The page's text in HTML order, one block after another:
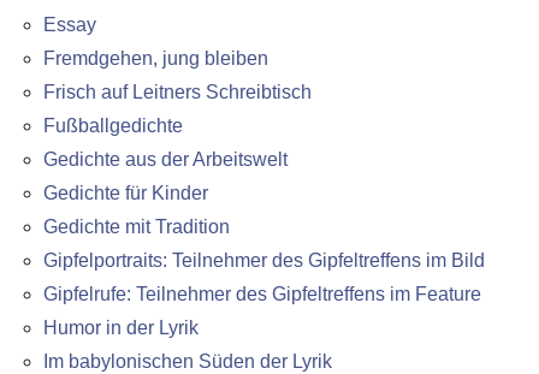
Essay
Fremdgehen, jung bleiben
Frisch auf Leitners Schreibtisch
Fußballgedichte
Gedichte aus der Arbeitswelt
Gedichte für Kinder
Gedichte mit Tradition
Gipfelportraits: Teilnehmer des Gipfeltreffens im Bild
Gipfelrufe: Teilnehmer des Gipfeltreffens im Feature
Humor in der Lyrik
Im babylonischen Süden der Lyrik